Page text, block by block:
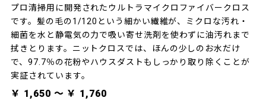
プロ清掃用に開発されたウルトラマイクロファイバークロス
です。髪の毛の1/120という細かい繊維が、ミクロな汚れ・
細菌を水と静電気の力で吸い寄せ洗剤を使わずに油汚れまで
拭きとります。ニットクロスでは、ほんの少しのお水だけ
で、97.7％の花粉やハウスダストもしっかり取り除くことが
実証されています。
￥ 1,650 〜 ￥ 1,760